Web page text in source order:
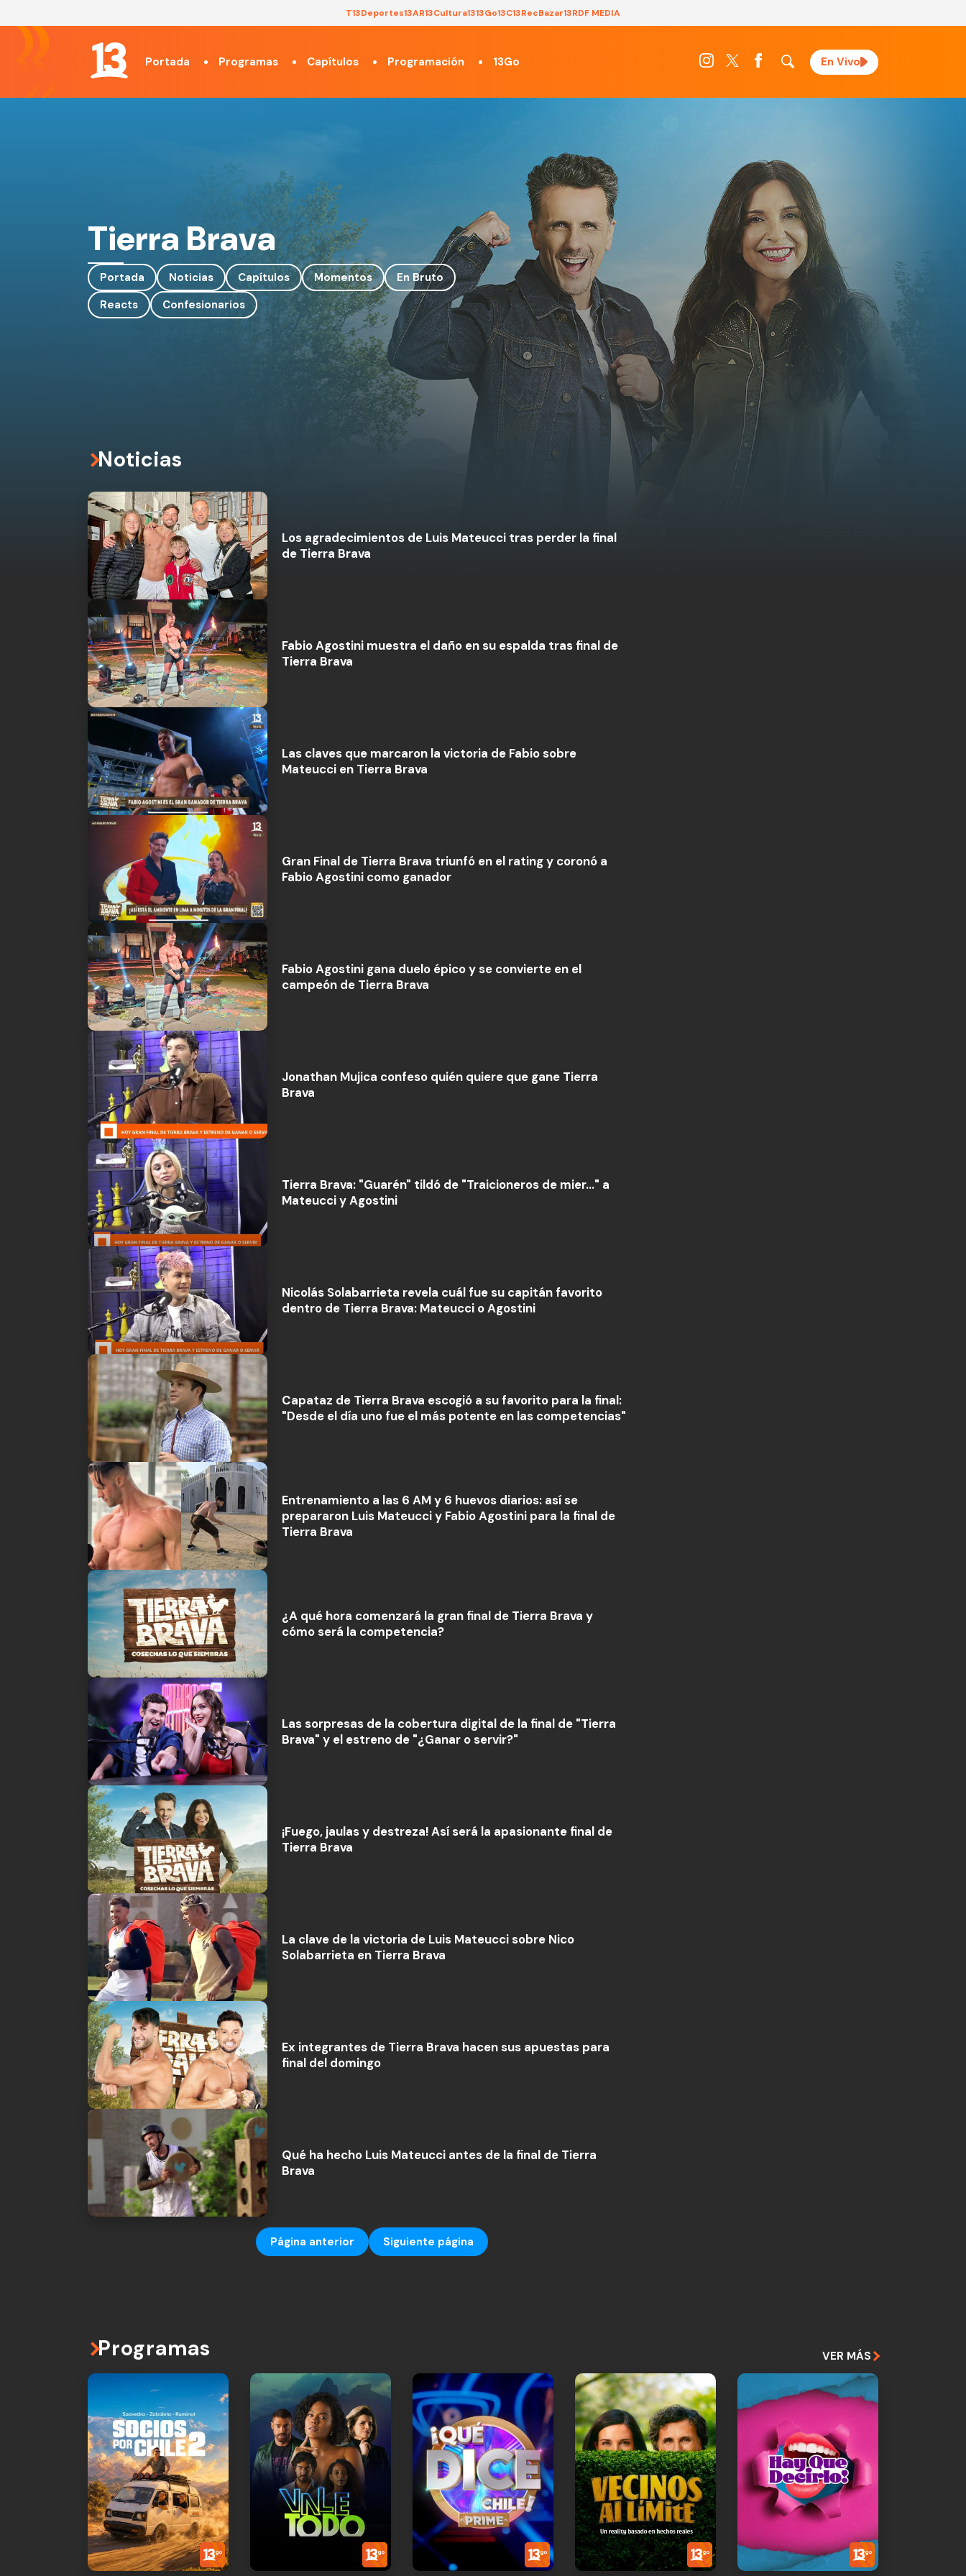
T13Deportes13AR13Cultura1313Go13C13RecBazar13RDF MEDIA
Portada Programas Capítulos Programación 13Go En Vivo
Tierra Brava
Portada Noticias Capítulos Momentos
En Bruto
Reacts
Confesionarios
Noticias
Los agradecimientos de Luis Mateucci tras perder la final
de Tierra Brava
Fabio Agostini muestra el daño en su espalda tras final de
Tierra Brava
Las claves que marcaron la victoria de Fabio sobre
Mateucci en Tierra Brava
Gran Final de Tierra Brava triunfó en el rating y coronó a
Fabio Agostini como ganador
Fabio Agostini gana duelo épico y se convierte en el
campeón de Tierra Brava
Jonathan Mujica confeso quién quiere que gane Tierra
Brava
Tierra Brava: "Guarén" tildó de "Traicioneros de mier..." a
Mateucci y Agostini
Nicolás Solabarrieta revela cuál fue su capitán favorito
dentro de Tierra Brava: Mateucci o Agostini
Capataz de Tierra Brava escogió a su favorito para la final:
"Desde el día uno fue el más potente en las competencias"
Entrenamiento a las 6 AM y 6 huevos diarios: así se
prepararon Luis Mateucci y Fabio Agostini para la final de
Tierra Brava
¿A qué hora comenzará la gran final de Tierra Brava y
cómo será la competencia?
Las sorpresas de la cobertura digital de la final de "Tierra
Brava" y el estreno de "¿Ganar o servir?"
¡Fuego, jaulas y destreza! Así será la apasionante final de
Tierra Brava
La clave de la victoria de Luis Mateucci sobre Nico
Solabarrieta en Tierra Brava
Ex integrantes de Tierra Brava hacen sus apuestas para
final del domingo
Qué ha hecho Luis Mateucci antes de la final de Tierra
Brava
Página anterior Siguiente página
Programas VER MÁS